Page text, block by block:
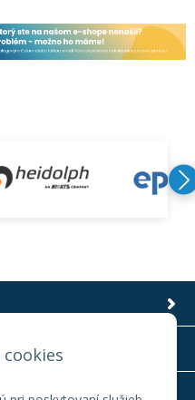
cookies